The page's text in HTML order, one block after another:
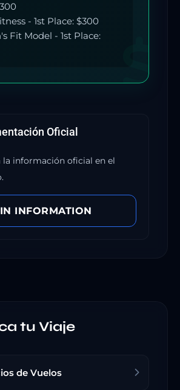
- 1st Place: $300
Fit Model - 1st Place:
Oficial
la información oficial en el
INFORMATION
tu Viaje
de Vuelos